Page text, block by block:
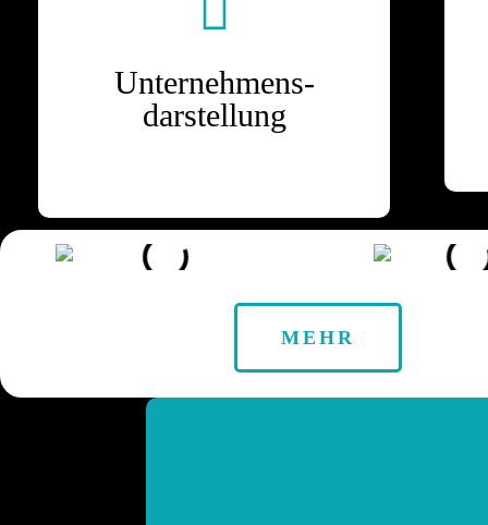
Unternehmens-
darstellung
MEHR